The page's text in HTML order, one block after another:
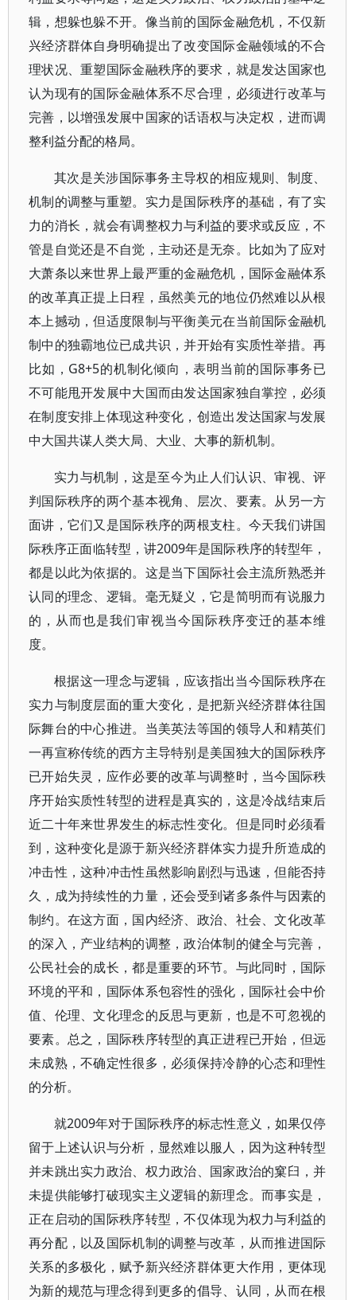
辑，想躲也躲不开。像当前的国际金融危机，不仅新
兴经济群体自身明确提出了改变国际金融领域的不合
理状况、重塑国际金融秩序的要求，就是发达国家也
认为现有的国际金融体系不尽合理，必须进行改革与
完善，以增强发展中国家的话语权与决定权，进而调
整利益分配的格局。
其次是关涉国际事务主导权的相应规则、制度、
机制的调整与重塑。实力是国际秩序的基础，有了实
力的消长，就会有调整权力与利益的要求或反应，不
管是自觉还是不自觉，主动还是无奈。比如为了应对
大萧条以来世界上最严重的金融危机，国际金融体系
的改革真正提上日程，虽然美元的地位仍然难以从根
本上撼动，但适度限制与平衡美元在当前国际金融机
制中的独霸地位已成共识，并开始有实质性举措。再
比如，G8+5的机制化倾向，表明当前的国际事务已
不可能甩开发展中大国而由发达国家独自掌控，必须
在制度安排上体现这种变化，创造出发达国家与发展
中大国共谋人类大局、大业、大事的新机制。
实力与机制，这是至今为止人们认识、审视、评
判国际秩序的两个基本视角、层次、要素。从另一方
面讲，它们又是国际秩序的两根支柱。今天我们讲国
际秩序正面临转型，讲2009年是国际秩序的转型年，
都是以此为依据的。这是当下国际社会主流所熟悉并
认同的理念、逻辑。毫无疑义，它是简明而有说服力
的，从而也是我们审视当今国际秩序变迁的基本维
度。
根据这一理念与逻辑，应该指出当今国际秩序在
实力与制度层面的重大变化，是把新兴经济群体往国
际舞台的中心推进。当美英法等国的领导人和精英们
一再宣称传统的西方主导特别是美国独大的国际秩序
已开始失灵，应作必要的改革与调整时，当今国际秩
序开始实质性转型的进程是真实的，这是冷战结束后
近二十年来世界发生的标志性变化。但是同时必须看
到，这种变化是源于新兴经济群体实力提升所造成的
冲击性，这种冲击性虽然影响剧烈与迅速，但能否持
久，成为持续性的力量，还会受到诸多条件与因素的
制约。在这方面，国内经济、政治、社会、文化改革
的深入，产业结构的调整，政治体制的健全与完善，
公民社会的成长，都是重要的环节。与此同时，国际
环境的平和，国际体系包容性的强化，国际社会中价
值、伦理、文化理念的反思与更新，也是不可忽视的
要素。总之，国际秩序转型的真正进程已开始，但远
未成熟，不确定性很多，必须保持冷静的心态和理性
的分析。
就2009年对于国际秩序的标志性意义，如果仅停
留于上述认识与分析，显然难以服人，因为这种转型
并未跳出实力政治、权力政治、国家政治的窠臼，并
未提供能够打破现实主义逻辑的新理念。而事实是，
正在启动的国际秩序转型，不仅体现为权力与利益的
再分配，以及国际机制的调整与改革，从而推进国际
关系的多极化，赋予新兴经济群体更大作用，更体现
为新的规范与理念得到更多的倡导、认同，从而在根